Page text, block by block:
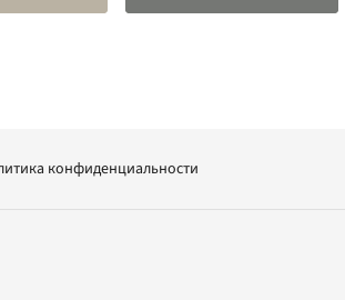
конфиденциальности